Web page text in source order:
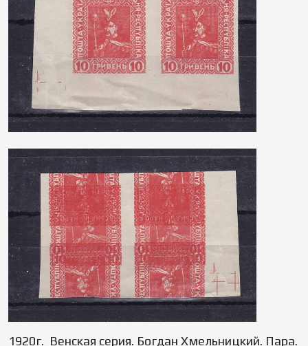
1920г. Венская серия. Богдан Хмельницкий. Пара.